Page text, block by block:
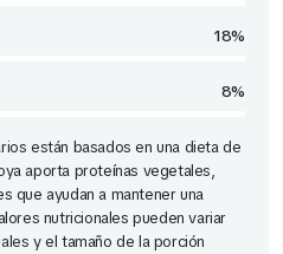
18%
8%
están basados en una dieta de
aporta proteínas vegetales,
que ayudan a mantener una
nutricionales pueden variar
y el tamaño de la porción